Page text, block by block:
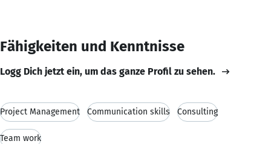
Fähigkeiten und Kenntnisse
Logg Dich jetzt ein, um das ganze Profil zu sehen.
Project Management Communication skills Consulting
Team work